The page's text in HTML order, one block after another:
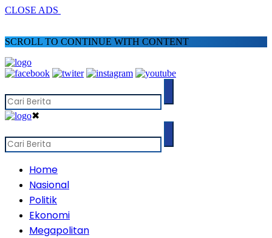
CLOSE ADS
SCROLL TO CONTINUE WITH CONTENT
✖
Home
Nasional
Politik
Ekonomi
Megapolitan